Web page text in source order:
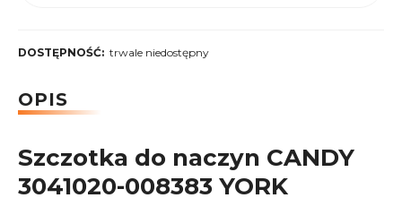
DOSTĘPNOŚĆ: trwale niedostępny
OPIS
Szczotka do naczyn CANDY
3041020-008383 YORK